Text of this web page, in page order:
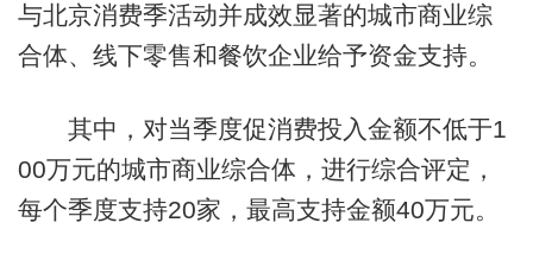
与北京消费季活动并成效显著的城市商业综
合体、线下零售和餐饮企业给予资金支持。
其中，对当季度促消费投入金额不低于1
00万元的城市商业综合体，进行综合评定，
每个季度支持20家，最高支持金额40万元。